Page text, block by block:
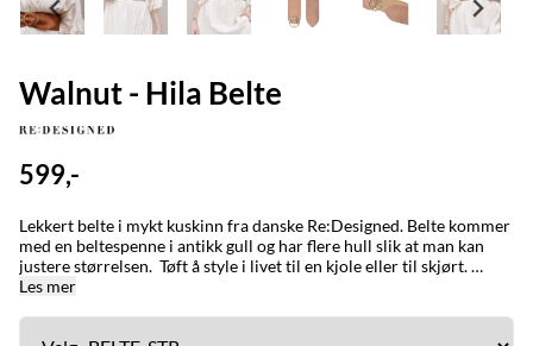
Walnut - Hila Belte
599,-
Lekkert belte i mykt kuskinn fra danske Re:Designed. Belte kommer
med en beltespenne i antikk gull og har flere hull slik at man kan
justere størrelsen. Tøft å style i livet til en kjole eller til skjørt.
Materiale : 100% kuskinn.
Les mer